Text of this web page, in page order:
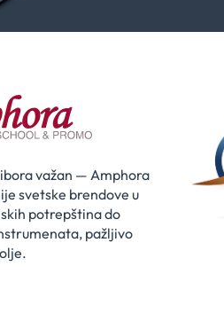
važan — Amphora
svetske brendove u
potrepština do
pažljivo